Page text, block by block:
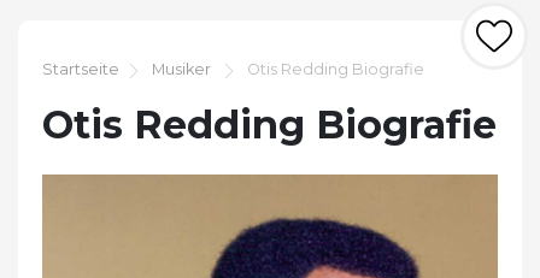
Startseite Musiker Otis Redding Biografie
Otis Redding Biografie